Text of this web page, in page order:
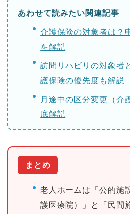
あわせて読みたい関連記事
介護保険の対象者は？
を解説
訪問リハビリの対象者
護保険の優先度も解説
月途中の区分変更（介
底解説
まとめ
老人ホームは「公的施
護医療院）」と「民間